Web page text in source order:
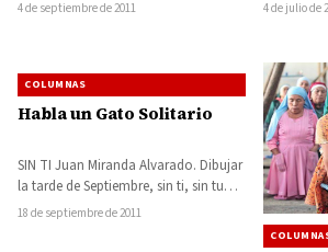
4 de septiembre de 2011 4 de julio de
COLUMNAS
Habla un Gato Solitario
SIN TI Juan Miranda Alvarado. Dibujar
la tarde de Septiembre, sin ti, sin tu
aroma de jazmines, ni…
18 de septiembre de 2011